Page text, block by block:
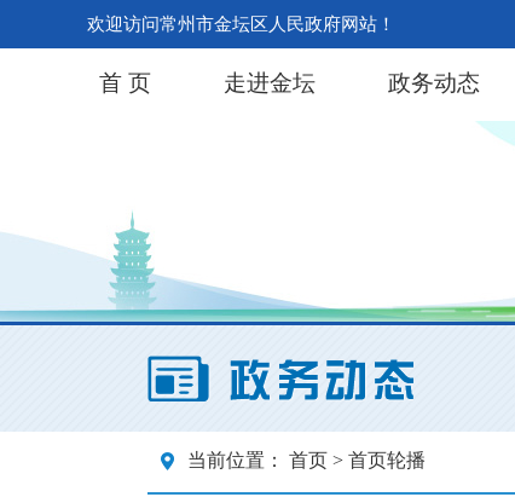
欢迎访问常州市金坛区人民政府网站！
首 页 走进金坛 政务动态
当前位置： 首页 > 首页轮播